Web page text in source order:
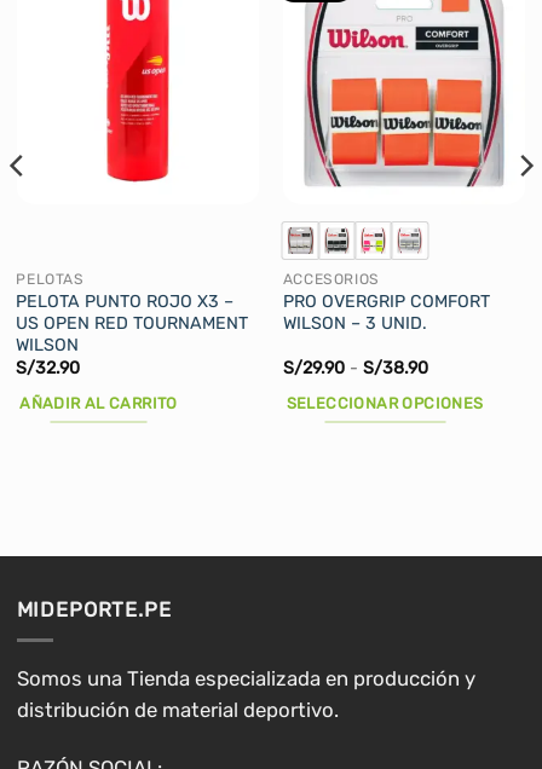
PELOTAS
PELOTA PUNTO ROJO X3 –
US OPEN RED TOURNAMENT
WILSON
S/32.90
AÑADIR AL CARRITO
ACCESORIOS
PRO OVERGRIP COMFORT
WILSON – 3 UNID.
S/29.90 - S/38.90Rango
precios:
desde
SELECCIONAR OPCIONES
elegir
en
MIDEPORTE.PE
Somos una Tienda especializada en producción y
distribución de material deportivo.